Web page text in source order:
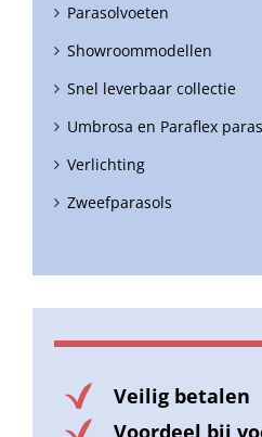
Parasolvoeten
Showroommodellen
Snel leverbaar collectie
Umbrosa en Paraflex
Verlichting
Zweefparasols
Veilig betalen
Voordeel bij